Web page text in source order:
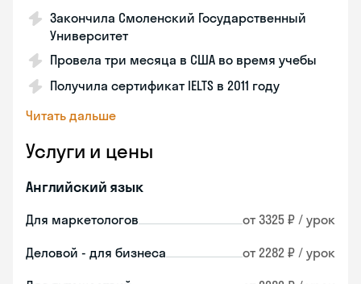
Закончила Смоленский Государственный
Университет
Провела три месяца в США во время учебы
Получила сертификат IELTS в 2011 году
Читать дальше
Услуги и цены
Английский язык
Для маркетологов от 3325 ₽ / урок
Деловой - для бизнеса от 2282 ₽ / урок